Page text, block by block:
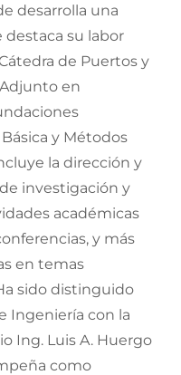
desarrolla una
destaca su labor
de Puertos y
en
y Métodos
la dirección y
investigación y
académicas
y más
en temas
sido distinguido
Ingeniería con la
Ing. Luis A. Huergo
como